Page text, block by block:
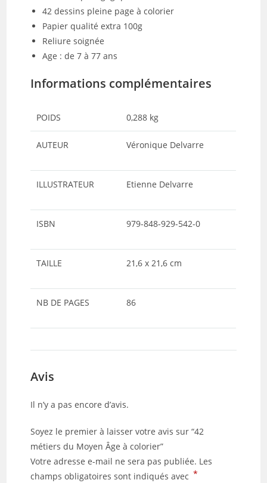
42 dessins pleine page à colorier
Papier qualité extra 100g
Reliure soignée
Age : de 7 à 77 ans
Informations complémentaires
POIDS 0,288 kg
AUTEUR Véronique Delvarre
ILLUSTRATEUR Etienne Delvarre
ISBN 979-848-929-542-0
TAILLE 21,6 x 21,6 cm
NB DE PAGES 86
Avis
Il n’y a pas encore d’avis.
Soyez le premier à laisser votre avis sur “42
métiers du Moyen Âge à colorier”
Votre adresse e-mail ne sera pas publiée. Les
champs obligatoires sont indiqués avec *